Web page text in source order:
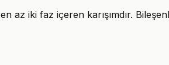
az iki faz içeren karışımdır.